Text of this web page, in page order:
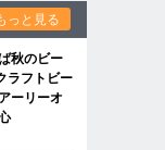
っと見る
秋のビー
ラフトビー
ーリーオ